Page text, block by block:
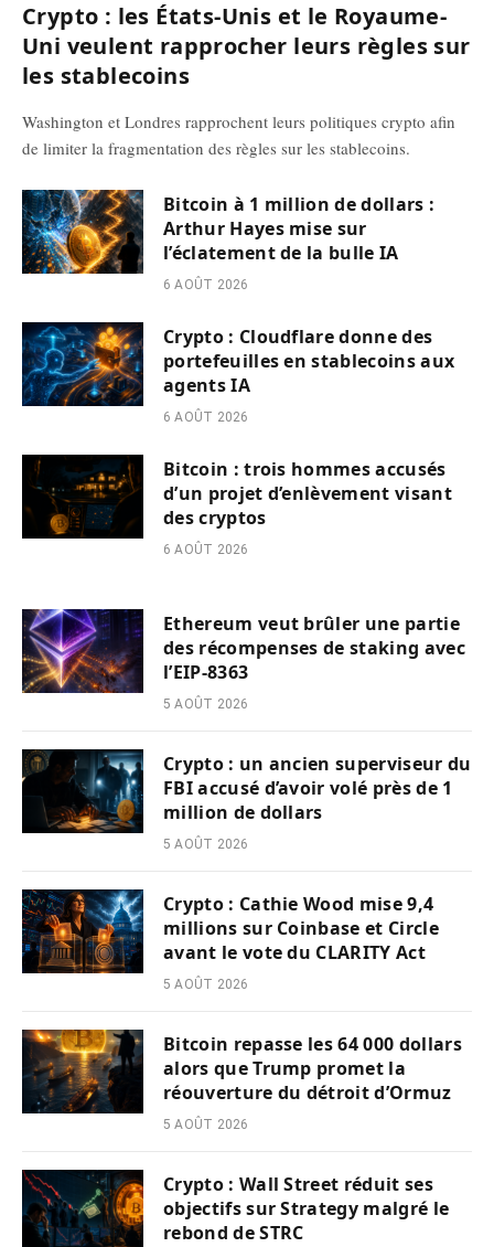
Crypto : les États-Unis et le Royaume-
Uni veulent rapprocher leurs règles sur
les stablecoins
Washington et Londres rapprochent leurs politiques crypto afin
de limiter la fragmentation des règles sur les stablecoins.
Bitcoin à 1 million de dollars :
Arthur Hayes mise sur
l’éclatement de la bulle IA
6 AOÛT 2026
Crypto : Cloudflare donne des
portefeuilles en stablecoins aux
agents IA
6 AOÛT 2026
Bitcoin : trois hommes accusés
d’un projet d’enlèvement visant
des cryptos
6 AOÛT 2026
Ethereum veut brûler une partie
des récompenses de staking avec
l’EIP-8363
5 AOÛT 2026
Crypto : un ancien superviseur du
FBI accusé d’avoir volé près de 1
million de dollars
5 AOÛT 2026
Crypto : Cathie Wood mise 9,4
millions sur Coinbase et Circle
avant le vote du CLARITY Act
5 AOÛT 2026
Bitcoin repasse les 64 000 dollars
alors que Trump promet la
réouverture du détroit d’Ormuz
5 AOÛT 2026
Crypto : Wall Street réduit ses
objectifs sur Strategy malgré le
rebond de STRC